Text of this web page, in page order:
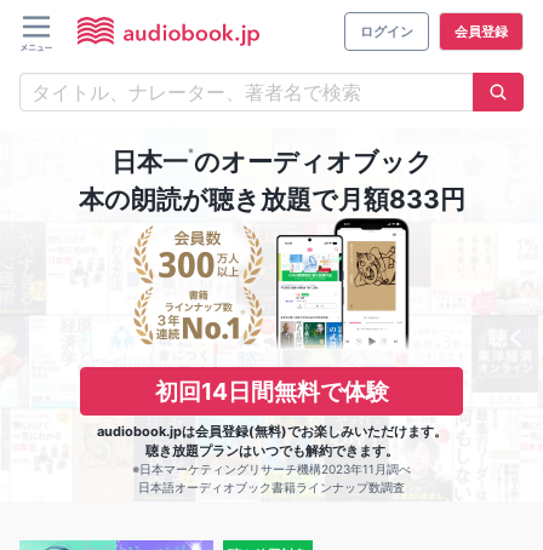
ログイン 会員登録
日本一※のオーディオブック
本の朗読が聴き放題で月額833円
初回14日間無料で体験
audiobook.jpは会員登録(無料)でお楽しみいただけます。
聴き放題プランはいつでも解約できます。
※日本マーケティングリサーチ機構2023年11月調べ
日本語オーディオブック書籍ラインナップ数調査